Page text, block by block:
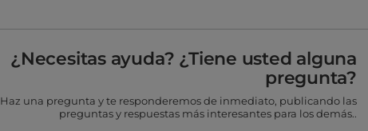
¿Necesitas ayuda? ¿Tiene usted alguna
pregunta?
Haz una pregunta y te responderemos de inmediato, publicando las
preguntas y respuestas más interesantes para los demás..